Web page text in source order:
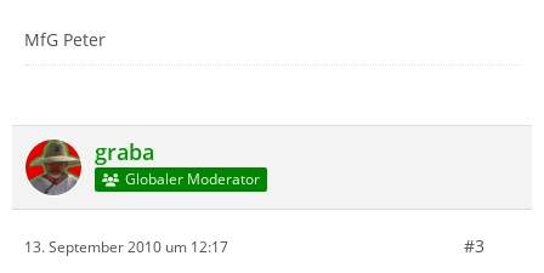
MfG Peter
graba
Globaler Moderator
13. September 2010 um 12:17 #3